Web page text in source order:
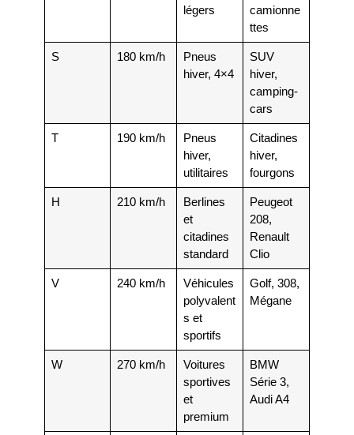
légers
camionne
ttes
S 180 km/h
Pneus
hiver, 4×4
SUV
hiver,
camping-
cars
T 190 km/h
Pneus
hiver,
utilitaires
Citadines
hiver,
fourgons
H 210 km/h
Berlines
et
citadines
standard
Peugeot
208,
Renault
Clio
V 240 km/h
Véhicules
polyvalent
s et
sportifs
Golf, 308,
Mégane
W 270 km/h
Voitures
sportives
et
premium
BMW
Série 3,
Audi A4